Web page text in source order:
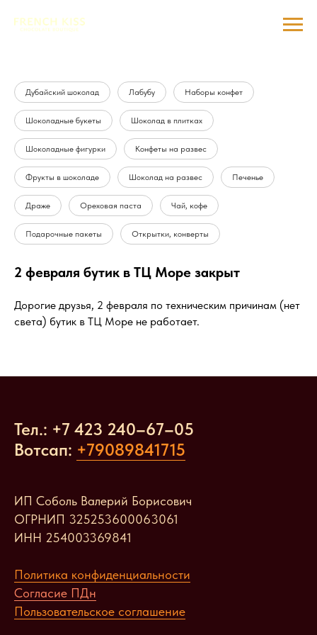
Дубайский шоколад Лабубу Наборы конфет
Шоколадные букеты Шоколад в плитках
Шоколадные фигурки Конфеты на развес
Фрукты в шоколаде Шоколад на развес Печенье
Драже Ореховая паста Чай, кофе
Подарочные пакеты Открытки, конверты
2 февраля бутик в ТЦ Море закрыт
Дорогие друзья, 2 февраля по техническим причинам (нет
света) бутик в ТЦ Море не работает.
Тел.: +7 423 240–67–05
Вотсап: +79089841715
ИП Соболь Валерий Борисович
ОГРНИП 325253600063061
ИНН 254003369841
Политика конфиденциальности
Согласие ПДн
Пользовательское соглашение